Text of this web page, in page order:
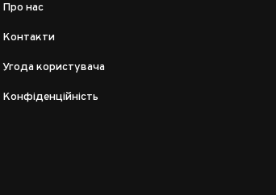
Про нас
Контакти
Угода користувача
Конфіденційність